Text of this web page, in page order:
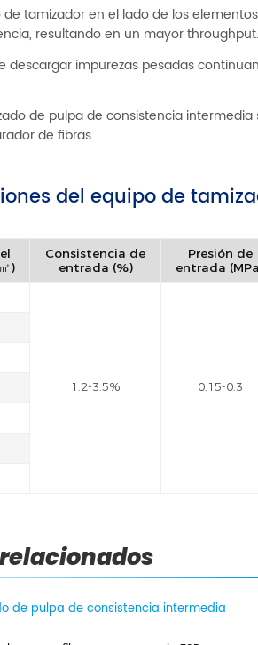
de tamizador en el lado de los
resultando en un mayor throughput.
descargar impurezas pesadas
de pulpa de consistencia
de fibras.
del equipo de
)
Consistencia de
entrada (%)
Presión de
entrada
1.2-3.5% 0.15-0.3
de pulpa de consistencia intermedia